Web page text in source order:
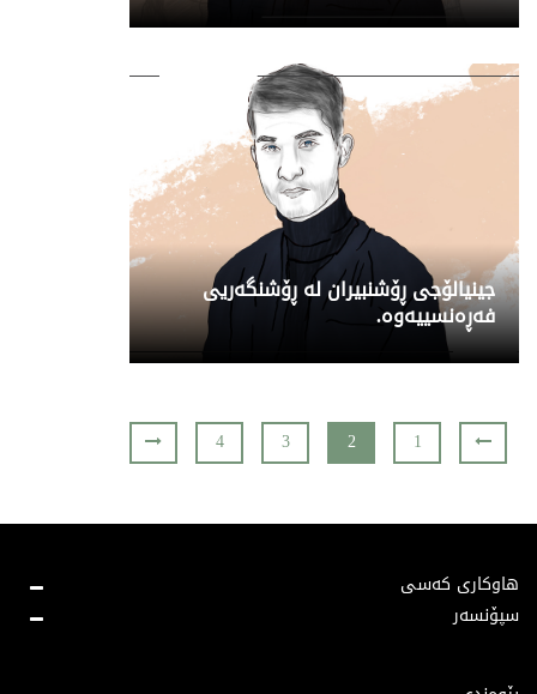
جینیالۆجی ڕۆشنبیران لە ڕۆشنگەریی
فەڕەنسییەوە.
1
2
3
4
هاوکاری کەسی
سپۆنسەر